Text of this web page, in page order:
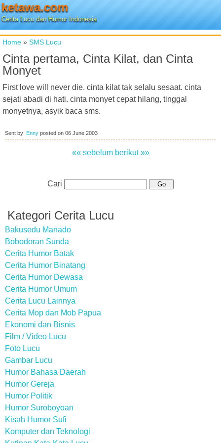
ketawa.com
Cerita Lucu dan Humor Indonesia
Home » SMS Lucu
Cinta pertama, Cinta Kilat, dan Cinta
Monyet
First love will never die. cinta kilat tak selalu sesaat. cinta
sejati abadi di hati. cinta monyet cepat hilang, tinggal
monyetnya, asyik baca sms.
Sent by: Enny posted on 06 June 2003
«« sebelum berikut »»
Cari
Kategori Cerita Lucu
Bakusedu Manado
Bobodoran Sunda
Cerita Humor Batak
Cerita Humor Binatang
Cerita Humor Dewasa
Cerita Humor Umum
Cerita Lucu Lainnya
Cerita Mop dan Mob Papua
Ekonomi dan Bisnis
Film / Video Lucu
Foto Lucu
Gambar Lucu
Humor Bahasa Daerah
Humor Gereja
Humor Politik
Humor Suroboyoan
Kisah Humor Sufi
Komputer dan Teknologi